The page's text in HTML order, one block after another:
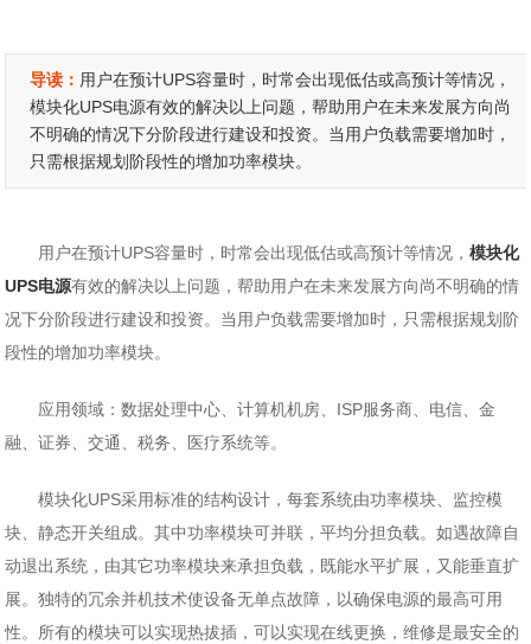
导读： 用户在预计UPS容量时，时常会出现低估或高预计等情况，
模块化UPS电源有效的解决以上问题，帮助用户在未来发展方向尚
不明确的情况下分阶段进行建设和投资。当用户负载需要增加时，
只需根据规划阶段性的增加功率模块。
用户在预计UPS容量时，时常会出现低估或高预计等情况，模块化
UPS电源有效的解决以上问题，帮助用户在未来发展方向尚不明确的情
况下分阶段进行建设和投资。当用户负载需要增加时，只需根据规划阶
段性的增加功率模块。
应用领域：数据处理中心、计算机机房、ISP服务商、电信、金
融、证券、交通、税务、医疗系统等。
模块化UPS采用标准的结构设计，每套系统由功率模块、监控模
块、静态开关组成。其中功率模块可并联，平均分担负载。如遇故障自
动退出系统，由其它功率模块来承担负载，既能水平扩展，又能垂直扩
展。独特的冗余并机技术使设备无单点故障，以确保电源的最高可用
性。所有的模块可以实现热拔插，可以实现在线更换，维修是最安全的